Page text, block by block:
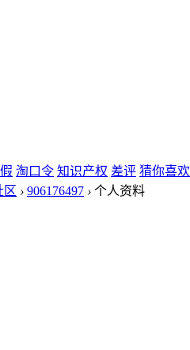
淘口令 知识产权 差评 猜你喜欢
区 › 906176497 › 个人资料